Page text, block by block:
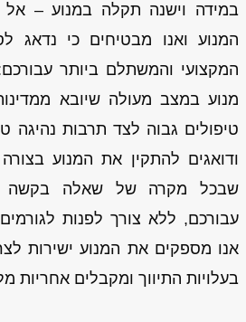
במידה וישנה תקלה במנוע –
המנוע ואנו מבטיחים כי
המקצועי והמשתלם ביותר
מנוע במצב מעולה שיובא
טיפולים גבוה לצד תרבות נהיגה
ודואגים להתקין את המנוע
שבכל מקרה של שאלה בקשה
עבורכם, ללא צורך לפנות לגורמים
אנו מספקים את המנוע ישירות
בעלויות התיווך ומקבלים אחריות